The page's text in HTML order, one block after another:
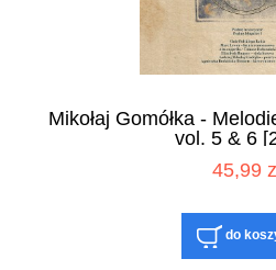
Mikołaj Gomółka -
vol. 5 & 6
45,99
do